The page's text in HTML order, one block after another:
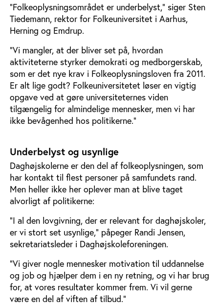
”Folkeoplysningsområdet er underbelyst,” siger Sten
Tiedemann, rektor for Folkeuniversitet i Aarhus,
Herning og Emdrup.
”Vi mangler, at der bliver set på, hvordan
aktiviteterne styrker demokrati og medborgerskab,
som er det nye krav i Folkeoplysningsloven fra 2011.
Er alt lige godt? Folkeuniversitetet løser en vigtig
opgave ved at gøre universiteternes viden
tilgængelig for almindelige mennesker, men vi har
ikke bevågenhed hos politikerne.”
Underbelyst og usynlige
Daghøjskolerne er den del af folkeoplysningen, som
har kontakt til flest personer på samfundets rand.
Men heller ikke her oplever man at blive taget
alvorligt af politikerne:
”I al den lovgivning, der er relevant for daghøjskoler,
er vi stort set usynlige,” påpeger Randi Jensen,
sekretariatsleder i Daghøjskoleforeningen.
”Vi giver nogle mennesker motivation til uddannelse
og job og hjælper dem i en ny retning, og vi har brug
for, at vores resultater kommer frem. Vi vil gerne
være en del af viften af tilbud.”